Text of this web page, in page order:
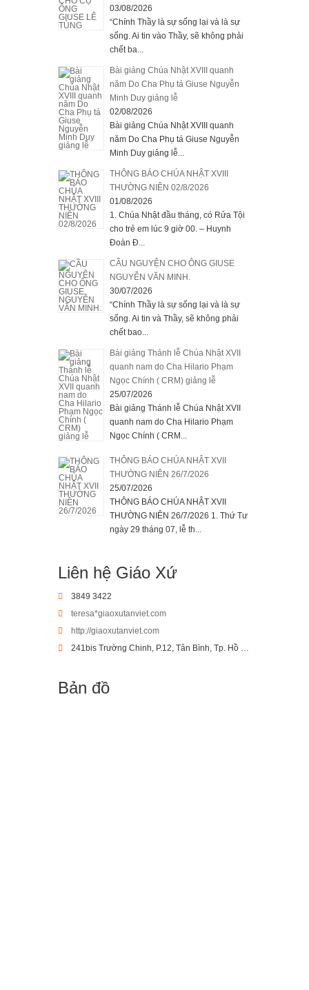
03/08/2026
“Chính Thầy là sự sống lại và là sự
sống. Ai tin vào Thầy, sẽ không phải
chết ba...
Bài giảng Chúa Nhật XVIII quanh
năm Do Cha Phụ tá Giuse Nguyễn
Minh Duy giảng lễ
02/08/2026
Bài giảng Chúa Nhật XVIII quanh
năm Do Cha Phụ tá Giuse Nguyễn
Minh Duy giảng lễ...
THÔNG BÁO CHÚA NHẬT XVIII
THƯỜNG NIÊN 02/8/2026
01/08/2026
1. Chúa Nhật đầu tháng, có Rửa Tội
cho trẻ em lúc 9 giờ 00. – Huynh
Đoàn Đ...
CẦU NGUYỆN CHO ÔNG GIUSE
NGUYỄN VĂN MINH.
30/07/2026
“Chính Thầy là sự sống lại và là sự
sống. Ai tin và Thầy, sẽ không phải
chết bao...
Bài giảng Thánh lễ Chúa Nhật XVII
quanh nam do Cha Hilario Phạm
Ngọc Chính ( CRM) giảng lễ
25/07/2026
Bài giảng Thánh lễ Chúa Nhật XVII
quanh nam do Cha Hilario Phạm
Ngọc Chính ( CRM...
THÔNG BÁO CHÚA NHẬT XVII
THƯỜNG NIÊN 26/7/2026
25/07/2026
THÔNG BÁO CHÚA NHẬT XVII
THƯỜNG NIÊN 26/7/2026 1. Thứ Tư
ngày 29 tháng 07, lễ th...
Liên hệ Giáo Xứ
3849 3422
teresa*giaoxutanviet.com
http://giaoxutanviet.com
241bis Trường Chinh, P.12, Tân Bình, Tp. Hồ Chí Minh
Bản đồ